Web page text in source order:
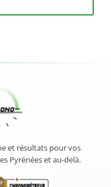
et résultats pour vos
Pyrénées et au-delà.